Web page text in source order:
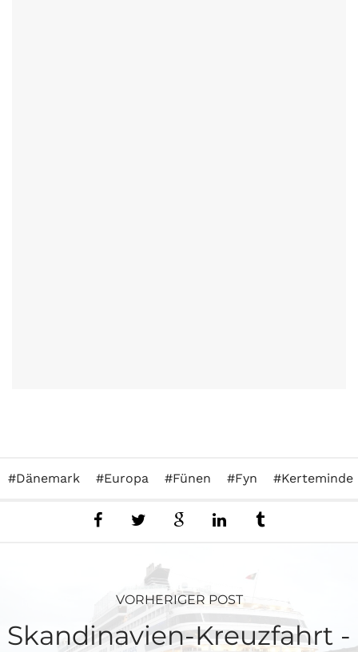
Dänemark Europa Fünen Fyn Kerteminde
VORHERIGER POST
Skandinavien-Kreuzfahrt -